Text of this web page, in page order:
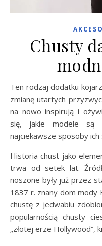
Chusty
Ten rodzaj dodatku kojarzy Ci się z babciną szafą? Czas na
zmianę utartych
na nowo inspirują i
się, jakie modele są
najciekawsze sposoby ich
Historia chust jako
trwa od setek lat.
noszone były już przez
1837 r. znany dom mody
chustę z jedwabiu
popularnością chusty
„złotej erze Hollywood”,